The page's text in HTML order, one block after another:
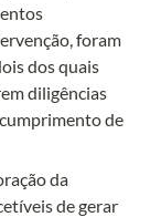
foram
dos quais
diligências
de
da
de gerar